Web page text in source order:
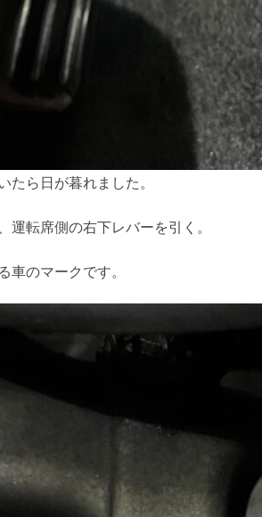
たら日が暮れました。
運転席側の右下レバーを引く。
車のマークです。